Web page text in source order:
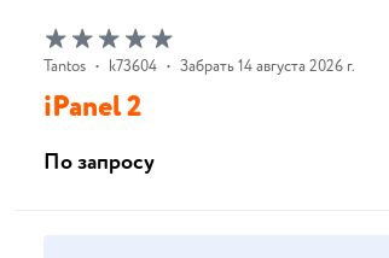
Tantos • k73604 • Забрать 14 августа 2026 г.
iPanel 2
По запросу